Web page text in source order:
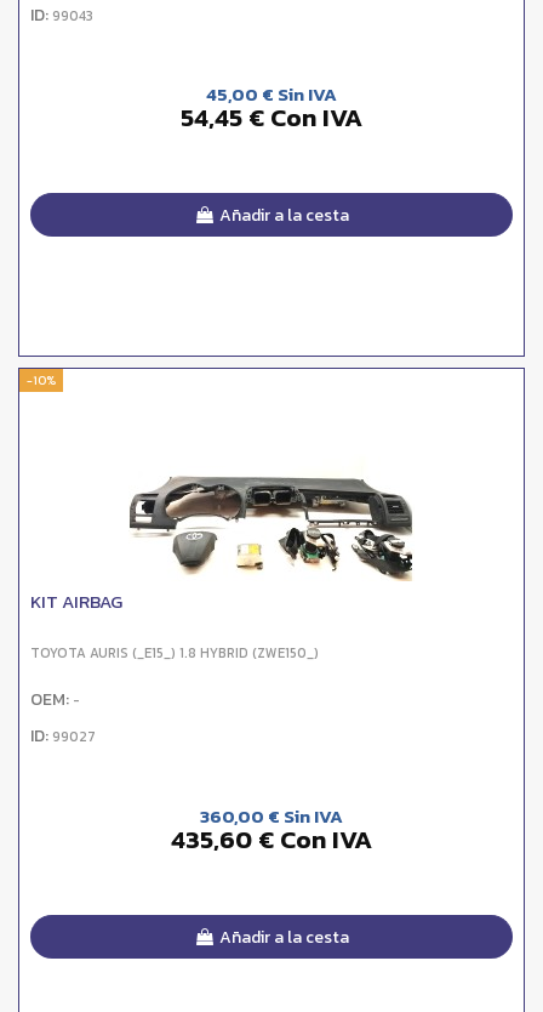
ID: 99043
45,00 € Sin IVA
54,45 € Con IVA
Añadir a la cesta
-10%
KIT AIRBAG
TOYOTA AURIS (_E15_) 1.8 HYBRID (ZWE150_)
OEM: -
ID: 99027
360,00 € Sin IVA
435,60 € Con IVA
Añadir a la cesta